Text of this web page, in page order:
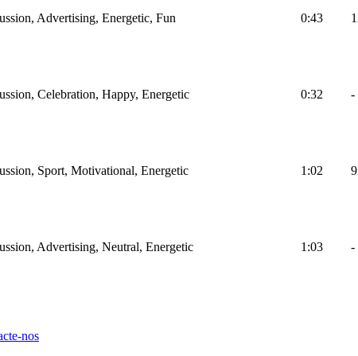
Advertising, Energetic, Fun 0:43
Celebration, Happy, Energetic 0:32 -
Sport, Motivational, Energetic 1:02
Advertising, Neutral, Energetic 1:03 -
nos